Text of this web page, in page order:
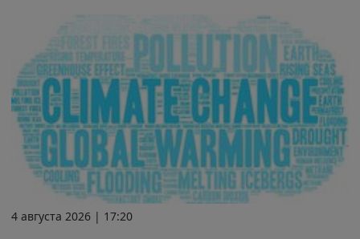
4 августа 2026 | 17:20